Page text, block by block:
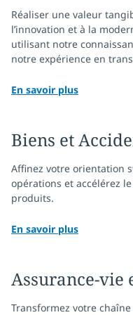
Réaliser une valeur
l’innovation et à la
utilisant notre
notre expérience en
En savoir plus
Biens et
Affinez votre orientation
opérations et accélérez
produits.
En savoir plus
Assurance-vie
Transformez votre